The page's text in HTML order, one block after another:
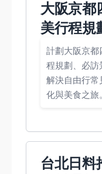
大阪京都
美行程規
計劃大阪京
程規劃、必訪
解決自由行常
化與美食之旅。
台北日料